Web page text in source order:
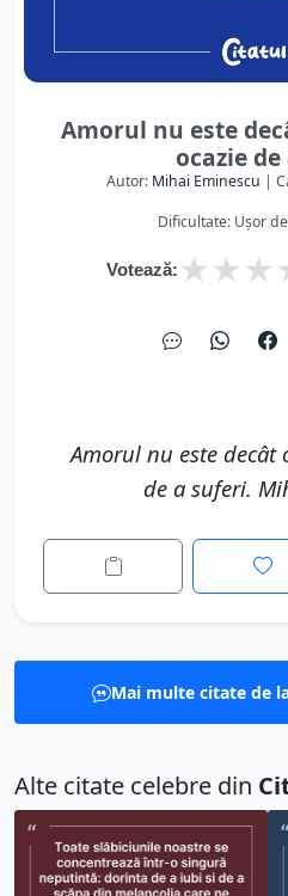
Amorul nu este
ocazie de
Autor: Mihai Eminescu |
Dificultate: Ușor
Votează: ★
★
★
Amorul nu este decât
de a suferi.
Mai multe citate de
Alte citate celebre din